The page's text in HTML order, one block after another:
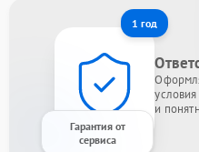
1 год
Гарантия от
сервиса
и